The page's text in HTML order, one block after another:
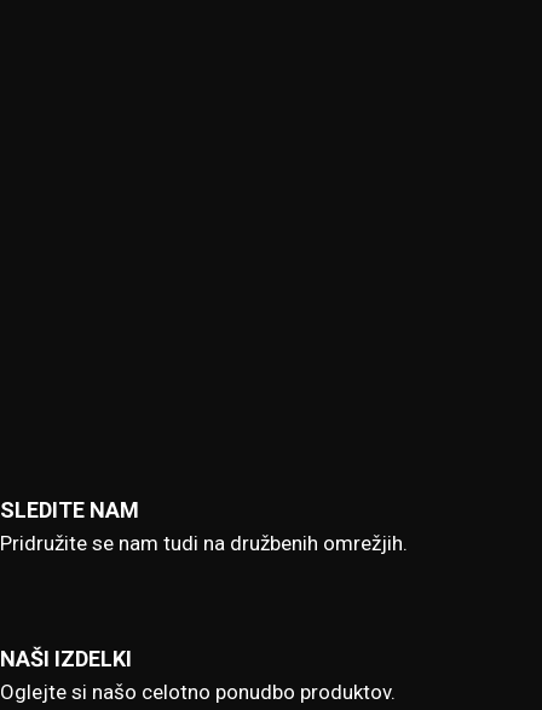
SLEDITE NAM
Pridružite se nam tudi na družbenih omrežjih.
NAŠI IZDELKI
Oglejte si našo celotno ponudbo produktov.